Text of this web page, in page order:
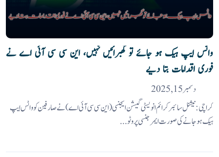
واٹس ایپ ہیک ہو جائے تو گھبرائیں نہیں، این سی سی آئی اے نے
فوری اقدامات بتا دیے
دسمبر 15, 2025
کراچی: نیشنل سائبر کرائم انویسٹی گیشن ایجنسی(این سی سی آئی اے ) نے صارفین کو واٹس ایپ
ہیک ہوجانے کی صورت ایمرجنسی پروٹو...